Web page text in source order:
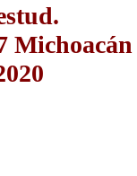
Michoacán